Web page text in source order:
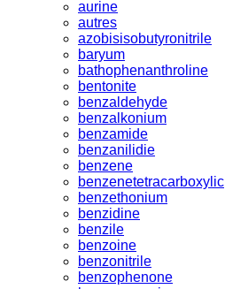
aurine
autres
azobisisobutyronitrile
baryum
bathophenanthroline
bentonite
benzaldehyde
benzalkonium
benzamide
benzanilidie
benzene
benzenetetracarboxylic
benzethonium
benzidine
benzile
benzoine
benzonitrile
benzophenone